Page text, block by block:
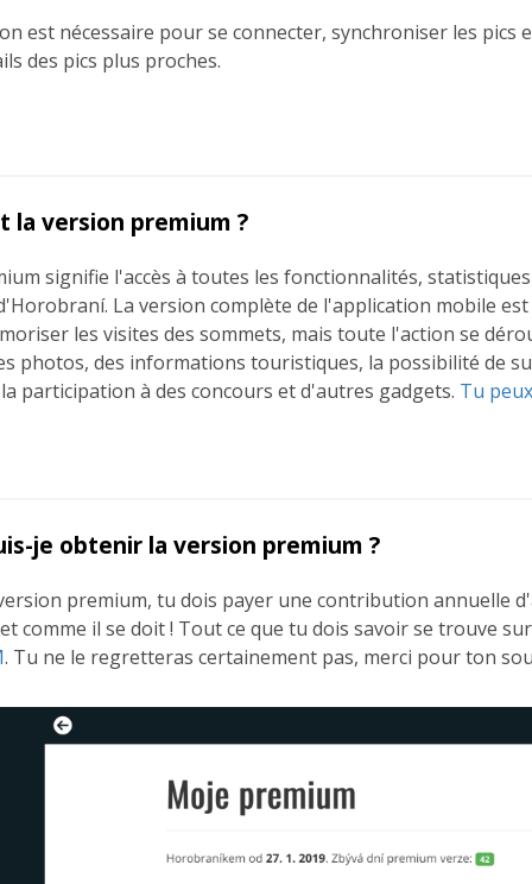
est nécessaire pour se connecter, synchroniser les pics
des pics plus proches.
la version premium ?
signifie l'accès à toutes les fonctionnalités,
La version complète de l'application mobile
les visites des sommets, mais toute l'action se
photos, des informations touristiques, la possibilité de
participation à des concours et d'autres gadgets. Tu
je obtenir la version premium ?
premium, tu dois payer une contribution annuelle
comme il se doit ! Tout ce que tu dois savoir se trouve
. Tu ne le regretteras certainement pas, merci pour ton